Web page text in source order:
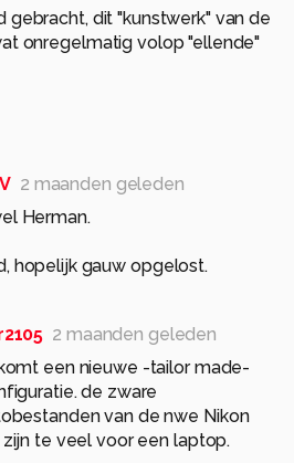
gebracht, dit "kunstwerk" van de
onregelmatig volop "ellende"
2 maanden geleden
Herman.
hopelijk gauw opgelost.
2 maanden geleden
een nieuwe -tailor made-
de zware
van de nwe Nikon
te veel voor een laptop.